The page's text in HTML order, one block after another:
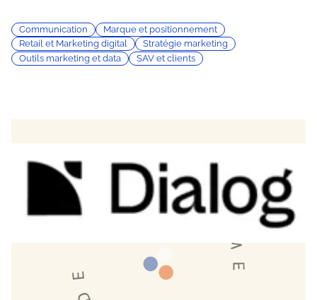
Communication
Marque et positionnement
Retail et Marketing digital
Stratégie marketing
Outils marketing et data
SAV et clients